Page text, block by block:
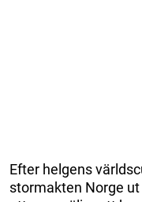
Efter helgens
stormakten Norge